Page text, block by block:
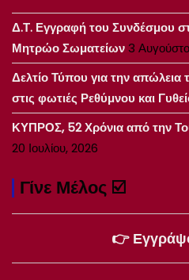
Δ.Τ. Εγγραφή του Συνδέσμου
Μητρώο Σωματείων3
Δελτίο Τύπου για την
στις φωτιές Ρεθύμνου και
ΚΥΠΡΟΣ, 52 Χρόνια από την
20 Ιουλίου, 2026
Γίνε Μέλος ☑️
👉